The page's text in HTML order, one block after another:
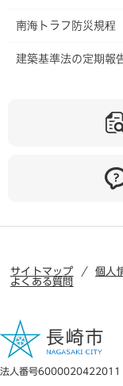
南海トラフ防災規程
建築基準法の定期報
サイトマップ 個人
よくある質問
法人番号6000020422011